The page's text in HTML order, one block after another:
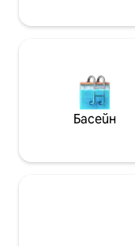
елегантност. Резервирайте
Басейн